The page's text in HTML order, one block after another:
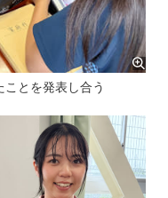
とを発表し合う